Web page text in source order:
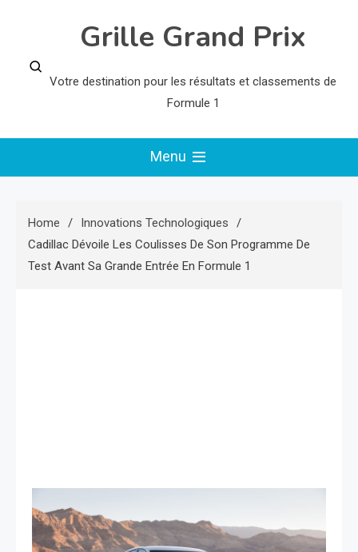
Grille Grand Prix
Votre destination pour les résultats et classements de
Formule 1
Menu
Home
Innovations Technologiques
Cadillac Dévoile Les Coulisses De Son Programme De
Test Avant Sa Grande Entrée En Formule 1